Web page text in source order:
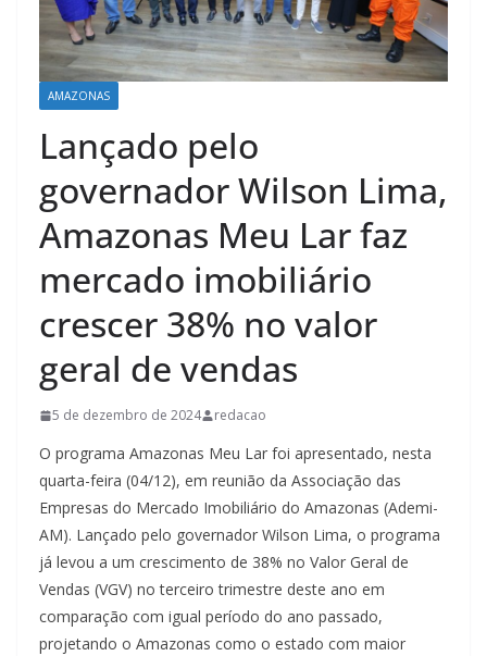
AMAZONAS
Lançado pelo
governador Wilson Lima,
Amazonas Meu Lar faz
mercado imobiliário
crescer 38% no valor
geral de vendas
5 de dezembro de 2024 redacao
O programa Amazonas Meu Lar foi apresentado, nesta
quarta-feira (04/12), em reunião da Associação das
Empresas do Mercado Imobiliário do Amazonas (Ademi-
AM). Lançado pelo governador Wilson Lima, o programa
já levou a um crescimento de 38% no Valor Geral de
Vendas (VGV) no terceiro trimestre deste ano em
comparação com igual período do ano passado,
projetando o Amazonas como o estado com maior